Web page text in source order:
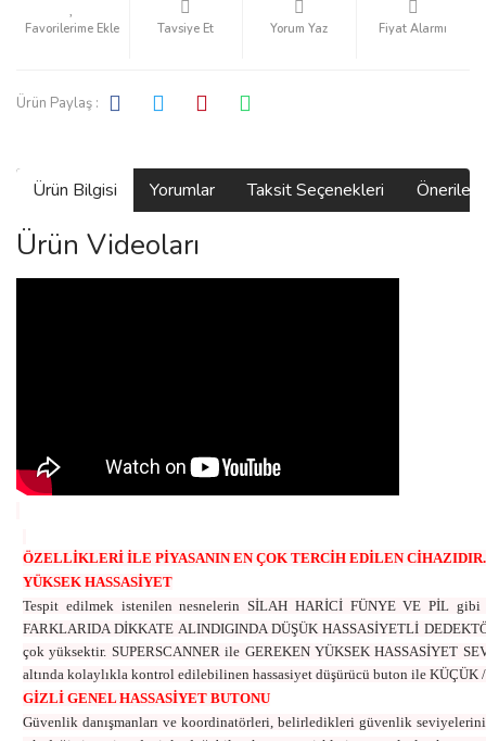
Tavsiye Et Yorum Yaz Fiyat Alarmı
Ürün Paylaş :
Ürün Bilgisi Yorumlar Taksit Seçenekleri
Ürün Videoları
ÖZELLİKLERİ İLE PİYASANIN EN ÇOK TERCİH EDİLEN CİHAZIDIR.
YÜKSEK HASSASİYET
Tespit edilmek istenilen nesnelerin SİLAH HARİCİ FÜNYE VE PİL
FARKLARIDA DİKKATE ALINDIGINDA DÜŞÜK HASSASİYETLİ
çok yüksektir. SUPERSCANNER ile GEREKEN YÜKSEK HASSASİYET
altında kolaylıkla kontrol edilebilinen hassasiyet düşürücü buton ile
GİZLİ GENEL HASSASİYET BUTONU
Güvenlik danışmanları ve koordinatörleri, belirledikleri güvenlik